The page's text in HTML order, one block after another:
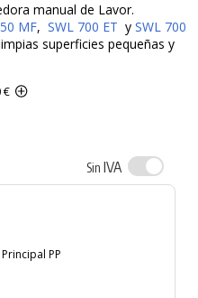
manual de Lavor.
MF, SWL 700 ET y SWL 700
superficies pequeñas y
€
Sin IVA
PP